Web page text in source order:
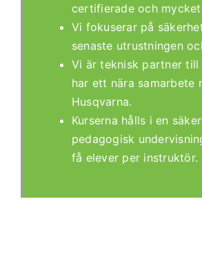
certifierade och
Vi fokuserar på
senaste utrustningen
Vi är teknisk partner till
har ett nära samarbete
Husqvarna.
Kurserna hålls i en
pedagogisk
få elever per instruktör.